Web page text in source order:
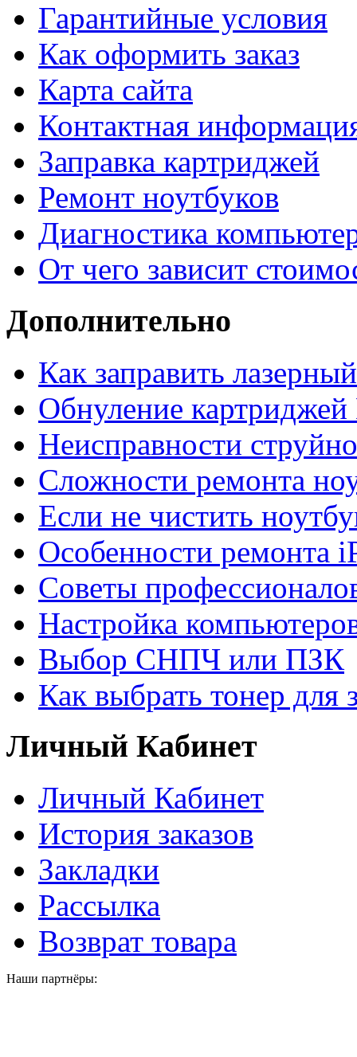
Гарантийные условия
Как оформить заказ
Карта сайта
Контактная
Заправка картриджей
Ремонт ноутбуков
Диагностика
От чего зависит
Дополнительно
Как заправить
Обнуление
Неисправности
Сложности ремонта
Если не чистить
Особенности ремонта
Советы
Настройка
Выбор СНПЧ или ПЗК
Как выбрать тонер для
Личный Кабинет
Личный Кабинет
История заказов
Закладки
Рассылка
Возврат товара
Наши партнёры: